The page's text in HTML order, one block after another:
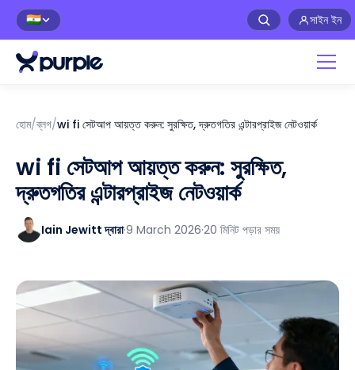
🇮🇳 সাইন ইন
হোম/ব্লগ/wi fi সেটআপ আয়ত্ত করুন: সুরক্ষিত, দ্রুতগতির এন্টারপ্রাইজ নেটওয়ার্ক
wi fi সেটআপ আয়ত্ত করুন: সুরক্ষিত,
দ্রুতগতির এন্টারপ্রাইজ নেটওয়ার্ক
Iain Jewitt দ্বারা·9 March 2026·20 মিনিট পড়ার সময়